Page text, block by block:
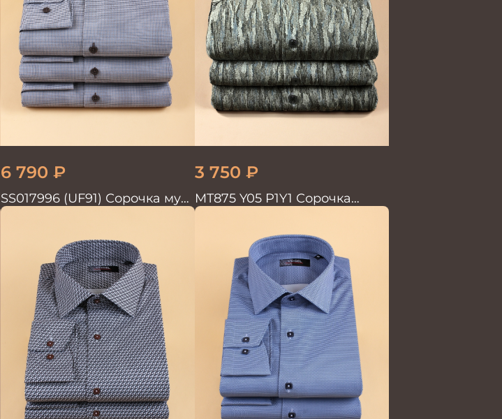
6 790 ₽
SS017996 (UF91) Сорочка муж.
GROSTYLE TRENDY
3 750 ₽
MT875 Y05 P1Y1 Сорочка
мужская